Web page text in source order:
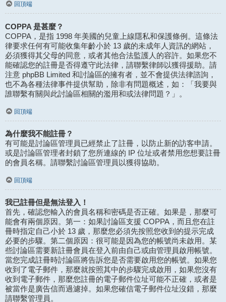
回頂端
COPPA 是甚麼？
COPPA，是指 1998 年美國的兒童上線隱私和保護條例。這條法
律要求任何有可能收集年齡小於 13 歲的未成年人資訊的網站，
必須獲得其父母的同意，或者其他合法監護人的容許。如果您不
能確認您的註冊是否得遵守此法律，請聯繫律師以獲得援助。請
注意 phpBB Limited 和討論區的擁有者，並不會提供法律諮詢，
也不為各種法律事件提供幫助，除非有問題概述，如：「我要與
誰聯繫有關與此討論區相關的濫用和或法律問題？」。
回頂端
為什麼我不能註冊？
有可能是討論區管理員已經禁止了註冊，以防止新的訪客申請。
或是討論區管理者封鎖了您所連線的 IP 位址或者禁用您想要註冊
的會員名稱。請聯繫討論區管理員以獲得協助。
回頂端
我已註冊但是無法登入！
首先，確認您輸入的會員名稱和密碼是否正確。如果是，那麼可
能會有兩個原因。第一：如果討論區支援 COPPA，而且您在註
冊時指定自己小於 13 歲，那麼您必須先按照您收到的提示完成
必要的步驟。第二個原因：很可能是因為您的帳號尚未啟用。某
些討論區需要新註冊會員在登入前由自己或由管理員啟用帳號。
當您完成註冊時討論區將告訴您是否需要啟用您的帳號。如果您
收到了電子郵件，那麼就按照其中的步驟完成啟用，如果您沒有
收到電子郵件，那麼您註冊的電子郵件位址可能不正確，或者是
被當作是廣告信而過濾掉。如果您確信電子郵件位址沒錯，那麼
請聯繫管理員。